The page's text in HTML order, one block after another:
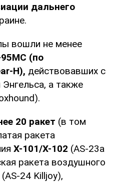
дальнего
вошли не менее
95МС (по
H), действовавших с
а также
20 ракет (в том
ракета
Х-101/Х-102 (AS-23a
ракета воздушного
(AS-24 Killjoy),